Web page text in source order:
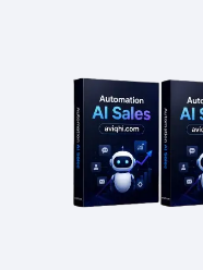
Sales Resell